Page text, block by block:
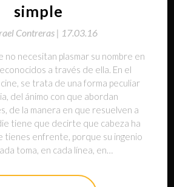
simple
Contreras | 17.03.16
no necesitan plasmar su nombre en
a través de ella. En el
se trata de una forma peculiar
del ánimo con que abordan
de la manera en que resuelven a
tiene que decirte que cabeza ha
tienes enfrente, porque su ingenio
toma, en cada línea, en…